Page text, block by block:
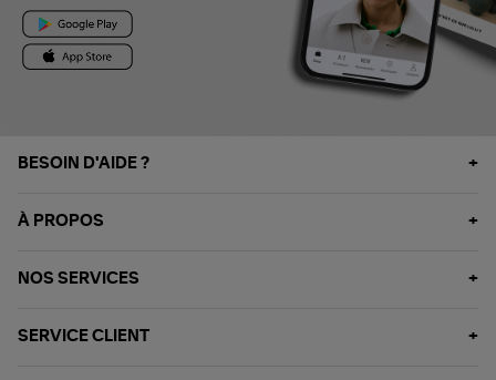
BESOIN D'AIDE ?
À PROPOS
NOS SERVICES
SERVICE CLIENT